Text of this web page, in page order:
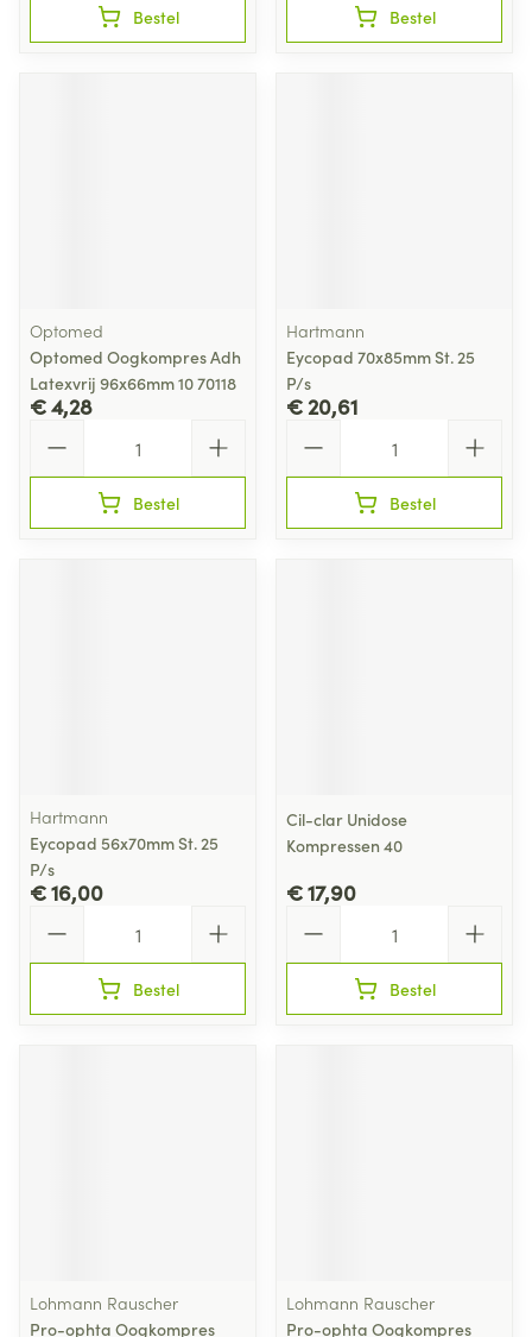
Bestel Bestel
Optomed
Optomed Oogkompres Adh
Latexvrij 96x66mm 10 70118
€ 4,28
Bestel
Hartmann
Eycopad 70x85mm St. 25
P/s
€ 20,61
Bestel
Hartmann
Eycopad 56x70mm St. 25
P/s
€ 16,00
Bestel
Cil-clar Unidose
Kompressen 40
€ 17,90
Bestel
Lohmann Rauscher
Pro-ophta Oogkompres
Lohmann Rauscher
Pro-ophta Oogkompres